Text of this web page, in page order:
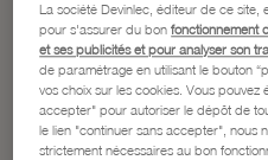
La société Devinlec, éditeur de ce site,
pour s'assurer du bonfonctionnement
et ses publicités et pour analyser son
de paramétrage en utilisant le bouton
vos choix sur les cookies. Vous pouvez
accepter" pour autoriser le dépôt de
le lien "continuer sans accepter", nous
strictement nécessaires au bon